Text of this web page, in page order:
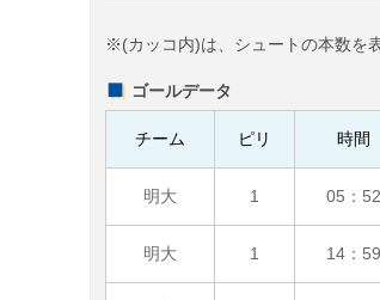
※(カッコ内)は、シュートの本数を
ゴールデータ
チーム ピリ 時間
明大 1 05：52
明大 1 14：59